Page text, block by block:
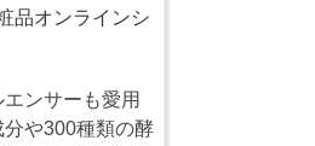
品オンラインシ
ンサーも愛用
や300種類の酵